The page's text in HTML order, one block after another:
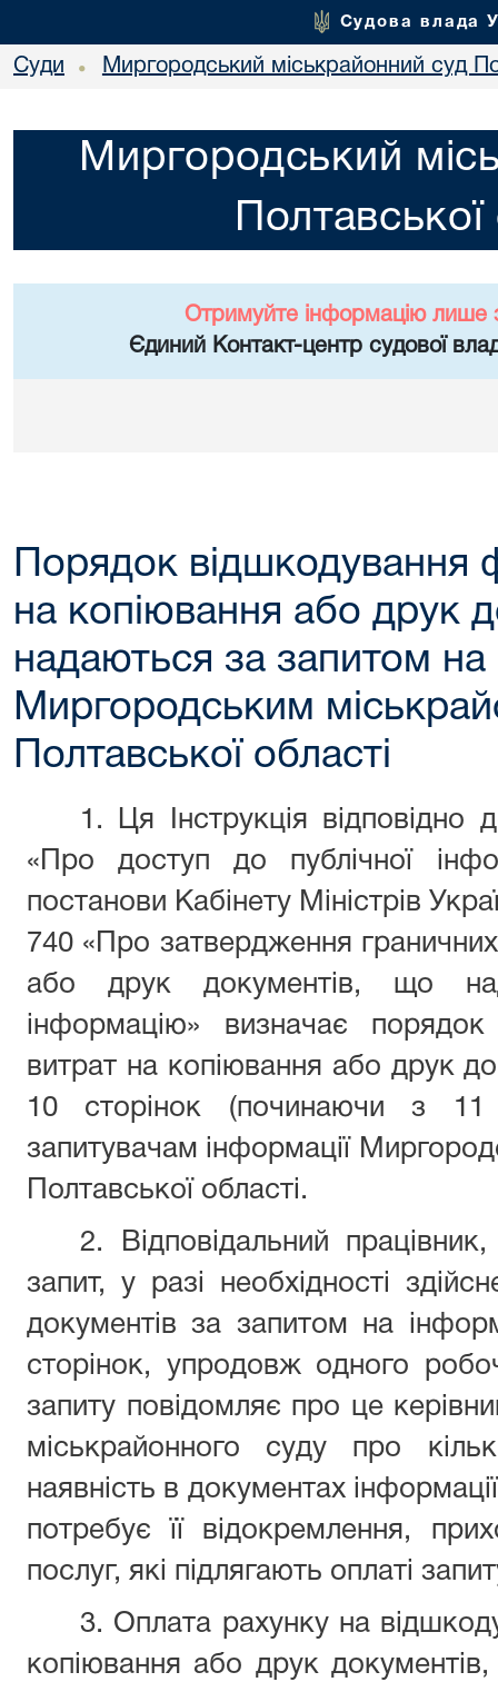
Судова влада
Суди • Миргородський міськрайонний суд
Миргородський
Полтавської
Отримуйте інформацію лише
Єдиний Контакт-центр судової
Порядок відшкодування
на копіювання або друк
надаються за запитом
Миргородським
Полтавської області
1. Ця Інструкція відповідно
«Про доступ до публічної
постанови Кабінету Міністрів
740 «Про затвердження
або друк документів, що
інформацію» визначає
витрат на копіювання або друк
10 сторінок (починаючи з 11
запитувачам інформації
Полтавської області.
2. Відповідальний
запит, у разі необхідності
документів за запитом на
сторінок, упродовж одного
запиту повідомляє про це
міськрайонного суду про
наявність в документах
потребує її відокремлення,
послуг, які підлягають оплаті
3. Оплата рахунку на
копіювання або друк